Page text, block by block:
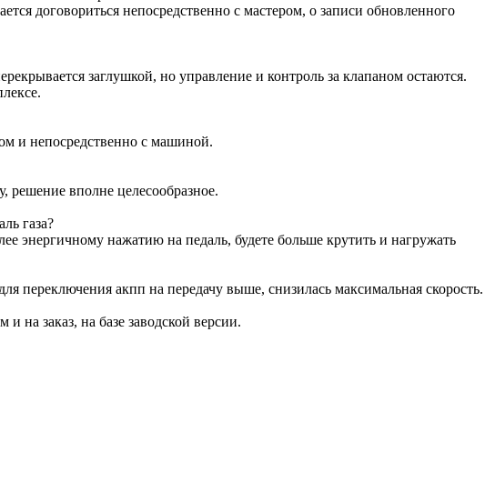
договориться непосредственно с мастером, о записи обновленного
заглушкой, но управление и контроль за клапаном остаются.
и непосредственно с машиной.
вполне целесообразное.
газа?
энергичному нажатию на педаль, будете больше крутить и нагружать
переключения акпп на передачу выше, снизилась максимальная скорость.
на заказ, на базе заводской версии.